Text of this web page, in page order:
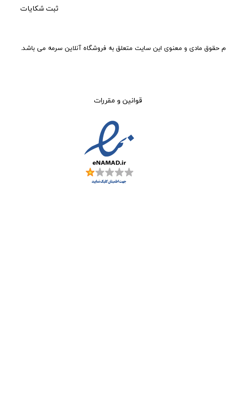
حقوق مادی و معنوی این سایت متعلق به فروشگاه آنلاین سرمه می باشد.
ثبت شکایات
قوانین و مقررات